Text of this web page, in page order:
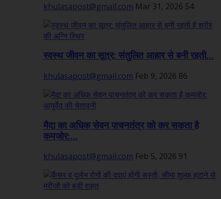
khulasapost@gmail.com Mar 31, 2026 54
स्वस्थ जीवन का सूत्र: संतुलित आहार से बनी रहती...
khulasapost@gmail.com Feb 9, 2026 86
मैदा का अधिक सेवन पाचनतंत्र को कर सकता है
कमजोर:...
khulasapost@gmail.com Feb 5, 2026 91